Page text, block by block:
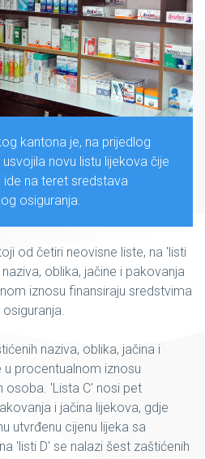
kantona je, na prijedlog
novu listu lijekova čije
ide na teret sredstava
osiguranja.
od četiri neovisne liste, na 'listi
oblika, jačine i pakovanja
iznosu finansiraju sredstvima
naziva, oblika, jačina i
procentualnom iznosu
osoba. 'Lista C' nosi pet
i jačina lijekova, gdje
utvrđenu cijenu lijeka sa
'listi D' se nalazi šest zaštićenih